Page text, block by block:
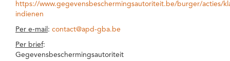
https://www.gegevensbeschermingsautoriteit.be/burger/acties/
indienen
Per e-mail : contact@apd-gba.be
Per brief:
Gegevensbeschermingsautoriteit